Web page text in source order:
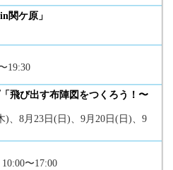
関ケ原」
19:30
飛び出す布陣図をつくろう！〜
)、8月23日(日)、9月20日(日)、9
〜17:00